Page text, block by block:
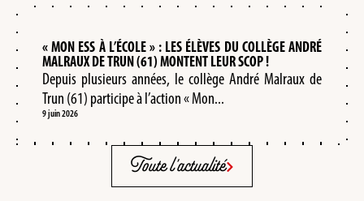
« MON ESS À L’ÉCOLE » : LES ÉLÈVES DU COLLÈGE ANDRÉ
MALRAUX DE TRUN (61) MONTENT LEUR SCOP !
Depuis plusieurs années, le collège André Malraux de
Trun (61) participe à l’action « Mon...
9 juin 2026
Toute l'actualité